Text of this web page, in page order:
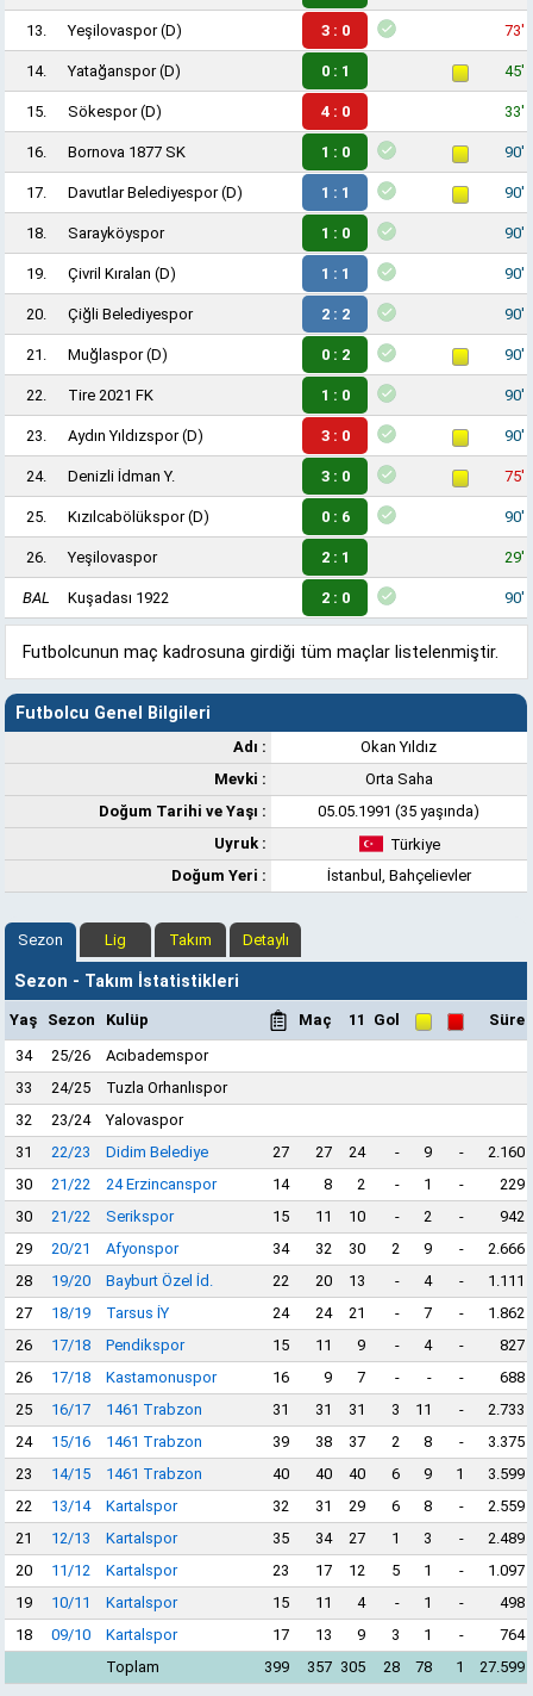
13. Yeşilovaspor(D) 3 : 0 73'
14. Yatağanspor(D) 0 : 1 45'
15. Sökespor(D) 4 : 0 33'
16. Bornova 1877 SK 1 : 0 90'
17. Davutlar Belediyespor(D) 1 : 1 90'
18. Sarayköyspor 1 : 0 90'
19. Çivril Kıralan (D) 1 : 1 90'
20. Çiğli Belediyespor 2 : 2 90'
21. Muğlaspor(D) 0 : 2 90'
22. Tire 2021 FK 1 : 0 90'
23. Aydın Yıldızspor(D) 3 : 0 90'
24. Denizli İdman Y. 3 : 0 75'
25. Kızılcabölükspor(D) 0 : 6 90'
26. Yeşilovaspor 2 : 1 29'
BAL Kuşadası 1922 2 : 0 90'
Futbolcunun maç kadrosuna girdiği tüm maçlar listelenmiştir.
Futbolcu Genel Bilgileri
Adı :
Okan Yıldız
Mevki :
Orta Saha
Doğum Tarihi ve Yaşı :
05.05.1991 (35 yaşında)
Uyruk :
Türkiye
Doğum Yeri :
İstanbul, Bahçelievler
Sezon Lig Takım Detaylı
Sezon - Takım İstatistikleri
Yaş Sezon Kulüp Maç 11 Gol
Süre
34
25/26
Acıbademspor
33
24/25
Tuzla Orhanlıspor
32
23/24
Yalovaspor
31
22/23 Didim Belediye 27 27 24 - 9 -
2.160
30
21/22 24 Erzincanspor 14 8 2 - 1 -
229
30
21/22 Serikspor 15 11 10 - 2 -
942
29
20/21 Afyonspor 34 32 30 2 9 -
2.666
28
19/20 Bayburt Özel İd. 22 20 13 - 4 -
1.111
27
18/19 Tarsus İY 24 24 21 - 7 -
1.862
26
17/18 Pendikspor 15 11 9 - 4 -
827
26
17/18 Kastamonuspor 16 9 7 - - -
688
25
16/17 1461 Trabzon 31 31 31 3 11 -
2.733
24
15/16 1461 Trabzon 39 38 37 2 8 -
3.375
23
14/15 1461 Trabzon 40 40 40 6 9 1
3.599
22
13/14 Kartalspor 32 31 29 6 8 -
2.559
21
12/13 Kartalspor 35 34 27 1 3 -
2.489
20
11/12 Kartalspor 23 17 12 5 1 -
1.097
19
10/11 Kartalspor 15 11 4 - 1 -
498
18
09/10 Kartalspor 17 13 9 3 1 -
764
Toplam
399 357 305 28 78 1 27.599